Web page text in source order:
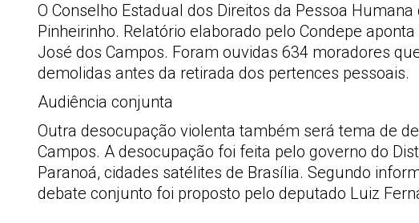
O Conselho Estadual dos Direitos da Pessoa
Pinheirinho. Relatório elaborado pelo Condepe
José dos Campos. Foram ouvidas 634 moradores
demolidas antes da retirada dos pertences pessoais.
Audiência conjunta
Outra desocupação violenta também será tema de
Campos. A desocupação foi feita pelo governo do
Paranoá, cidades satélites de Brasília. Segundo
debate conjunto foi proposto pelo deputado Luiz